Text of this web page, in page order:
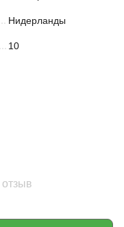
Нидерланды
10